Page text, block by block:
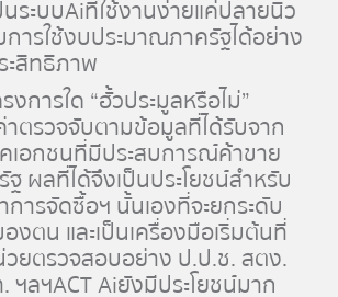
ระบบAiที่ใช้งานง่ายแค่ปลายนิ้ว
ารใช้งบประมาณภาครัฐได้อย่าง
ะสิทธิภาพ
งการใด “ฮั้วประมูลหรือไม่”
ตรวจจับตามข้อมูลที่ได้รับจาก
เอกชนที่มีประสบการณ์ค้าขาย
ผลที่ได้จึงเป็นประโยชน์สำหรับ
ารจัดซื้อฯ นั้นเองที่จะยกระดับ
งตน และเป็นเครื่องมือเริ่มต้นที่
ยตรวจสอบอย่าง ป.ป.ช. สตง.
ฯลฯACT Aiยังมีประโยชน์มาก